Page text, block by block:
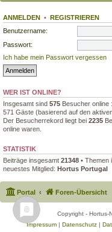
ANMELDEN • REGISTRIEREN
Benutzername:
Passwort:
Ich habe mein Passwort vergessen
WER IST ONLINE?
Insgesamt sind 575 Besucher online
571 Gäste (basierend auf den
Der Besucherrekord liegt bei 2235
online waren.
STATISTIK
Beiträge insgesamt 21348 • Themen
neuestes Mitglied: Hortus Portugal
Portal Foren-Übersicht
Copyright - Hortus-
Impressum| Datenschutz|